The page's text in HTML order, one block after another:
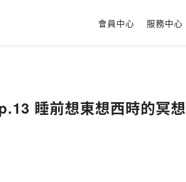
會員中心 服務中心
睡前想東想西時的冥想